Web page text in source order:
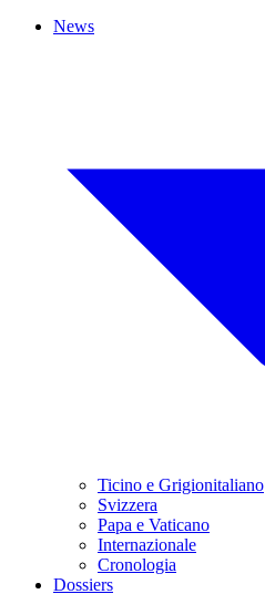
News
Ticino e Grigionitaliano
Svizzera
Papa e Vaticano
Internazionale
Cronologia
Dossiers